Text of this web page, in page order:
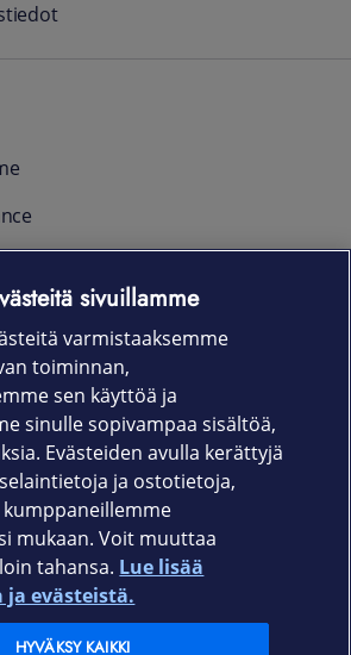
sivuillamme
varmistaaksemme
toiminnan,
sen käyttöä ja
sinulle sopivampaa sisältöä,
Evästeiden avulla kerättyjä
ja ostotietoja,
kumppaneillemme
mukaan. Voit muuttaa
tahansa. Lue lisää
evästeistä.
HYVÄKSY KAIKKI